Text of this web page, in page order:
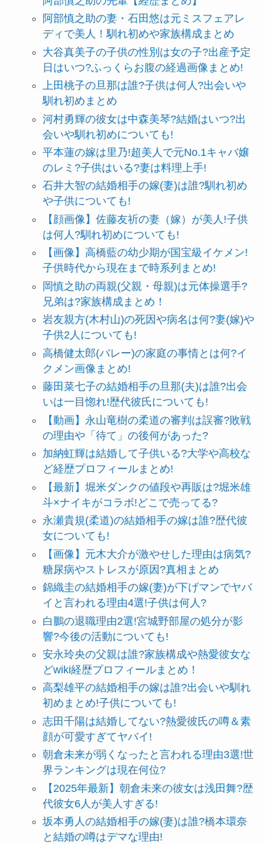
阿部慎之助の妻・石田悠は元ミスフェアレ
ディで美人！馴れ初めや家族構成まとめ
大谷真美子の子供の性別は女の子?出産予定
日はいつ?ふっくらお腹の経過画像まとめ!
上田桃子の旦那は誰?子供は何人?出会いや
馴れ初めまとめ
河村勇輝の彼女は中森美琴?結婚はいつ?出
会いや馴れ初めについても!
平本蓮の嫁は里乃!超美人で元No.1キャバ嬢
のレミ?子供はいる?妻は料理上手!
石井大智の結婚相手の嫁(妻)は誰?馴れ初め
や子供についても!
【顔画像】佐藤友祈の妻（嫁）が美人!子供
は何人?馴れ初めについても!
【画像】高橋藍の幼少期が国宝級イケメン!
子供時代から現在まで時系列まとめ!
岡慎之助の両親(父親・母親)は元体操選手?
兄弟は?家族構成まとめ！
岩友親方(木村山)の死因や病名は何?妻(嫁)や
子供2人についても!
高橋健太郎(バレー)の家庭の事情とは何?イ
クメン画像まとめ!
藤田菜七子の結婚相手の旦那(夫)は誰?出会
いは一目惚れ!歴代彼氏についても!
【動画】永山竜樹の柔道の審判は誤審?敗戦
の理由や「待て」の後何があった?
加納虹輝は結婚して子供いる?大学や高校な
ど経歴プロフィールまとめ!
【最新】堀米ダンクの値段や再販は?堀米雄
斗×ナイキがコラボ!どこで売ってる?
永瀬貴規(柔道)の結婚相手の嫁は誰?歴代彼
女についても!
【画像】元木大介が激やせした理由は病気?
糖尿病やストレスが原因?真相まとめ
錦織圭の結婚相手の嫁(妻)が下げマンでヤバ
イと言われる理由4選!子供は何人?
白鵬の退職理由2選!宮城野部屋の処分が影
響?今後の活動についても!
安永玲央の父親は誰?家族構成や熱愛彼女な
どwiki経歴プロフィールまとめ！
高梨雄平の結婚相手の嫁は誰?出会いや馴れ
初めまとめ!子供についても!
志田千陽は結婚してない?熱愛彼氏の噂＆素
顔が可愛すぎてヤバイ!
朝倉未来が弱くなったと言われる理由3選!世
界ランキングは現在何位?
【2025年最新】朝倉未来の彼女は浅田舞?歴
代彼女6人が美人すぎる!
坂本勇人の結婚相手の嫁(妻)は誰?橋本環奈
と結婚の噂はデマな理由!